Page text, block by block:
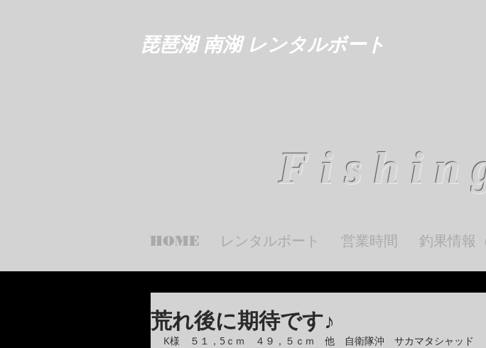
琵琶湖 南湖 レンタルボート
HOME レンタルボート 営業時間 釣果情報
荒れ後に期待です♪
K様　５１，5ｃｍ　４９，５ｃｍ　他　自衛隊沖　サカマタシャッド